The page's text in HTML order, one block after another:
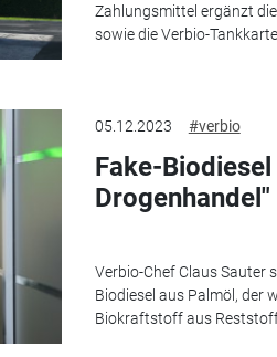
Zahlungsmittel ergänzt
sowie die Verbio-
05.12.2023 #verbio
Fake-
Drogenhandel"
Verbio-Chef Claus Sauter
Biodiesel aus Palmöl, der
Biokraftstoff aus